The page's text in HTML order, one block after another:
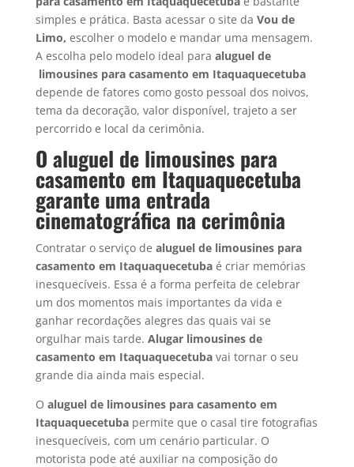
simples e prática. Basta acessar o site da Vou de
Limo, escolher o modelo e mandar uma mensagem.
A escolha pelo modelo ideal para aluguel de
limousines para casamento em Itaquaquecetuba
depende de fatores como gosto pessoal dos noivos,
tema da decoração, valor disponível, trajeto a ser
percorrido e local da cerimônia.
O aluguel de limousines para
casamento em Itaquaquecetuba
garante uma entrada
cinematográfica na cerimônia
Contratar o serviço de aluguel de limousines para
casamento em Itaquaquecetuba é criar memórias
inesquecíveis. Essa é a forma perfeita de celebrar
um dos momentos mais importantes da vida e
ganhar recordações alegres das quais vai se
orgulhar mais tarde. Alugar limousines de
casamento em Itaquaquecetubavai tornar o seu
grande dia ainda mais especial.
O aluguel de limousines para casamento em
Itaquaquecetubapermite que o casal tire fotografias
inesquecíveis, com um cenário particular. O
motorista pode até auxiliar na composição do